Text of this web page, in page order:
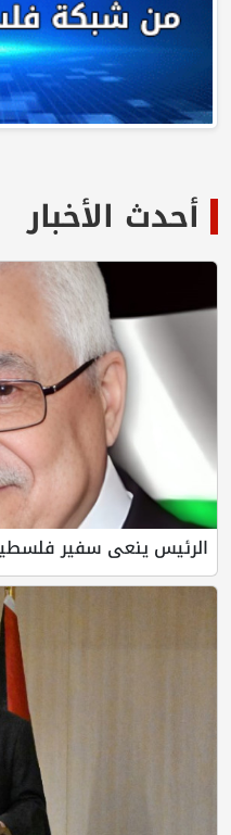
أحدث الأخبار
الرئيس ينعى سفير